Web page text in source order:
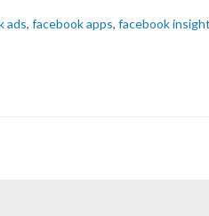
ads, facebook apps, facebook